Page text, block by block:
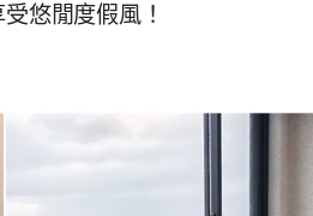
悠閒度假風！